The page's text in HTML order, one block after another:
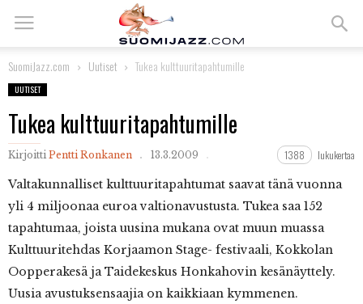
SuomiJazz.com Uutiset Tukea kulttuuritapahtumille
UUTISET
Tukea kulttuuritapahtumille
Kirjoitti Pentti Ronkanen 13.3.2009 1388 lukukertaa
Valtakunnalliset kulttuuritapahtumat saavat tänä vuonna
yli 4 miljoonaa euroa valtionavustusta. Tukea saa 152
tapahtumaa, joista uusina mukana ovat muun muassa
Kulttuuritehdas Korjaamon Stage- festivaali, Kokkolan
Oopperakesä ja Taidekeskus Honkahovin kesänäyttely.
Uusia avustuksensaajia on kaikkiaan kymmenen.